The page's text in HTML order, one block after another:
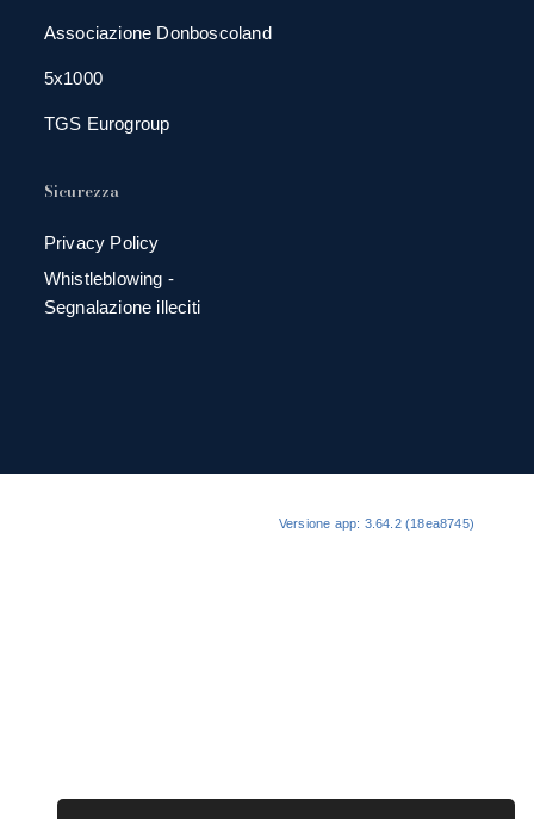
Associazione Donboscoland
5x1000
TGS Eurogroup
Sicurezza
Privacy Policy
Whistleblowing -
Segnalazione illeciti
Versione app: 3.64.2 (18ea8745)